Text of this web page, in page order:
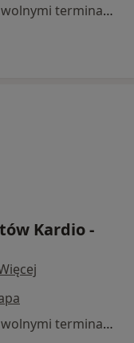
Brak dostępnych specjalistów z wolnymi terminami w tym centrum medycznym.
Kardio -
Brak dostępnych specjalistów z wolnymi terminami w tym centrum medycznym.